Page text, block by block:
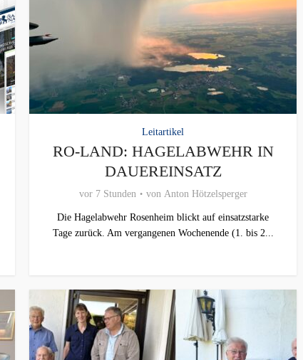
Leitartikel
RO-LAND: HAGELABWEHR IN
DAUEREINSATZ
vor 7 Stunden von Anton Hötzelsperger
Die Hagelabwehr Rosenheim blickt auf einsatzstarke
Tage zurück. Am vergangenen Wochenende (1. bis 2...